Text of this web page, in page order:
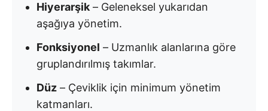
Hiyerarşik – Geleneksel yukarıdan
aşağıya yönetim.
Fonksiyonel – Uzmanlık alanlarına göre
gruplandırılmış takımlar.
Düz – Çeviklik için minimum yönetim
katmanları.